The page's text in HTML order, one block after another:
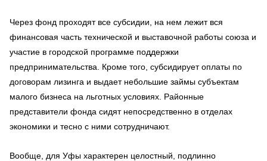
Через фонд проходят все субсидии, на нем лежит вся
финансовая часть технической и выставочной работы союза и
участие в городской программе поддержки
предпринимательства. Кроме того, субсидирует оплаты по
договорам лизинга и выдает небольшие займы субъектам
малого бизнеса на льготных условиях. Районные
представители фонда сидят непосредственно в отделах
экономики и тесно с ними сотрудничают.
Вообще, для Уфы характерен целостный, подлинно